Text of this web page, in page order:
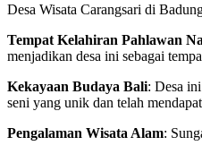
Desa Wisata Carangsari di
Tempat Kelahiran Pahlawan
menjadikan desa ini sebagai
Kekayaan Budaya Bali: Desa
seni yang unik dan telah
Pengalaman Wisata Alam: